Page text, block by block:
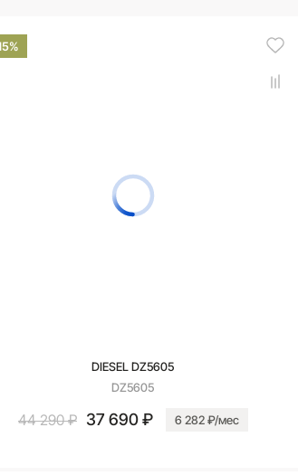
DIESEL DZ5605
DZ5605
44 290 ₽ 37 690 ₽ 6 282 ₽/мес